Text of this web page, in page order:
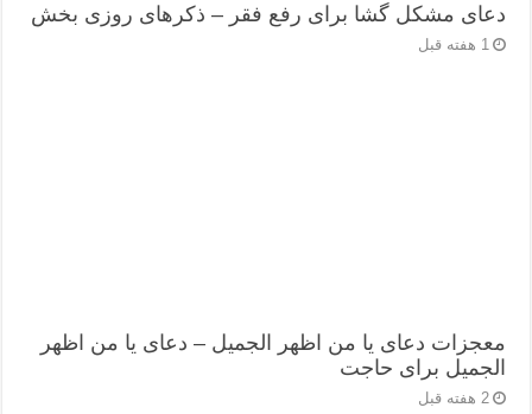
دعای مشکل گشا برای رفع فقر – ذکرهای روزی‌ بخش
1 هفته قبل
معجزات دعای یا من اظهر الجمیل – دعای یا من اظهر
الجمیل برای حاجت
2 هفته قبل